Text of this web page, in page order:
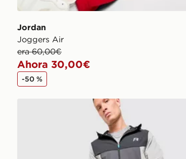
Jordan
Joggers Air
era 60,00€
Ahora 30,00€
-50 %
Reprimo Pantalón de chándal Woven Flight